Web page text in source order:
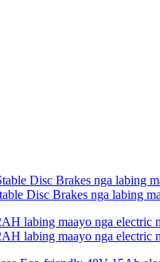
Disc Brakes nga labing
labing maayo nga electric